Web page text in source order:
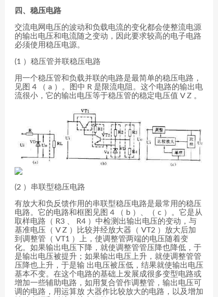
四、稳压电路
交流电网电压的波动和负载电流的变化都会使整流电源
的输出电压和电流随之变动，因此要求较高的电子电路
必须使用稳压电源。
(1 ）稳压管并联稳压电路
用一个稳压管和负载并联的电路是最简单的稳压电路，
见图 4 （ a ）。图中 R 是限流电阻。这个电路的输出电
流很小，它的输出电压等于稳压管的稳定电压值 V Z 。
(2 ）串联型稳压电路
有放大和负反馈作用的串联型稳压电路是最常用的稳压
电路。它的电路和框图见图 4 （ b ）、（ c ）。它是从
取样电路（ R3 、 R4 ）中检测出输出电压的变动，与
基准电压（ V Z ）比较并经放大器（ VT2 ）放大后加
到调整管（ VT1 ）上，使调整管两端的电压随着变
化。如果输出电压下降，就使调整管管压降也降低，于
是输出电压被提升；如果输出电压上升，就使调整管管
压降也上升，于是输 出电压被压低，结果就使输出电压
基本不变。在这个电路的基础上发展成很多变型电路或
增加一些辅助电路，如用复合管作调整管，输出电压可
调的电路，用运算放 大器作比较放大的电路，以及增加